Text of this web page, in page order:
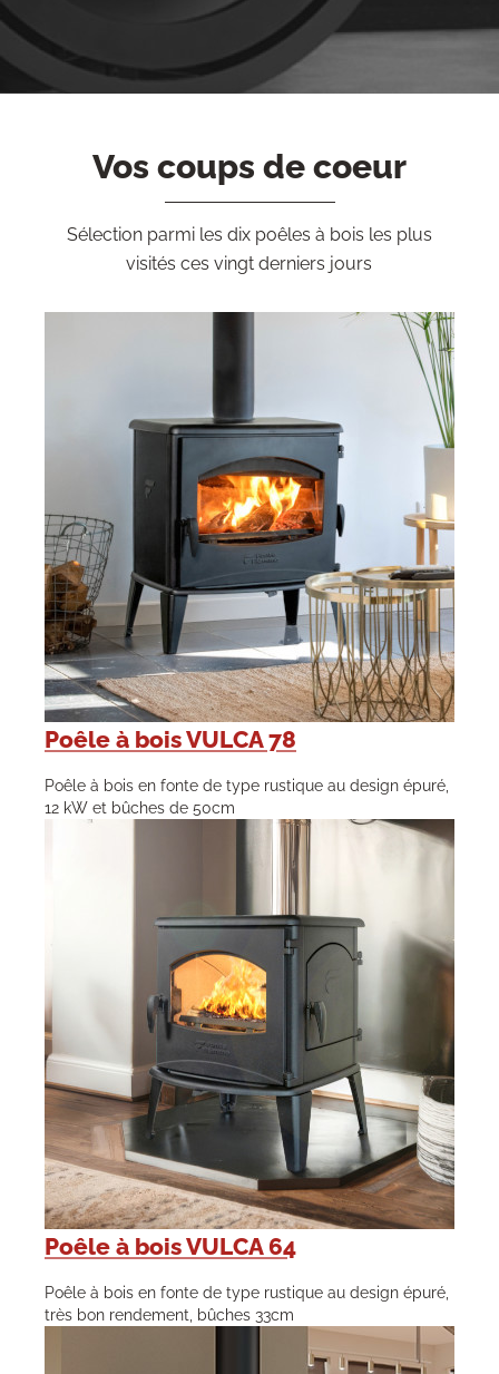
Vos coups de coeur
Sélection parmi les dix poêles à bois les plus
visités ces vingt derniers jours
Poêle à bois VULCA 78
Poêle à bois en fonte de type rustique au design épuré,
12 kW et bûches de 50cm
Poêle à bois VULCA 64
Poêle à bois en fonte de type rustique au design épuré,
très bon rendement, bûches 33cm